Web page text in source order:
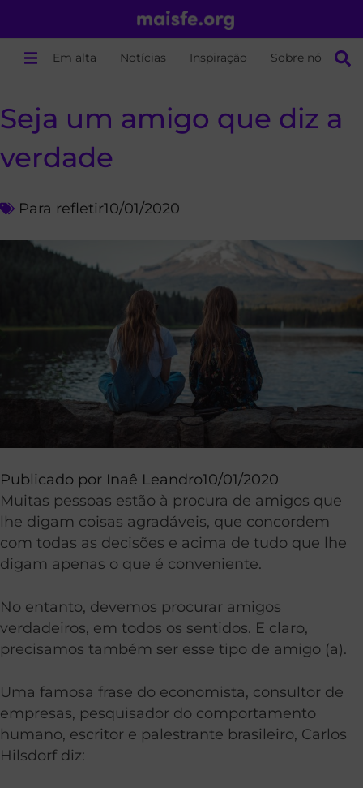
Em alta Notícias Inspiração Sobre nós
Seja um amigo que diz a
verdade
Para refletir10/01/2020
Publicado por Inaê Leandro10/01/2020
Muitas pessoas estão à procura de amigos que
lhe digam coisas agradáveis, que concordem
com todas as decisões e acima de tudo que lhe
digam apenas o que é conveniente.
No entanto, devemos procurar amigos
verdadeiros, em todos os sentidos. E claro,
precisamos também ser esse tipo de amigo (a).
Uma famosa frase do economista, consultor de
empresas, pesquisador do comportamento
humano, escritor e palestrante brasileiro, Carlos
Hilsdorf diz: